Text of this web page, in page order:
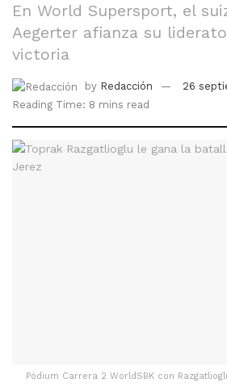
En World Supersport, el
Aegerter afianza su
victoria
by Redacción
26
Reading Time: 8 mins read
Pódium Carrera 2 WorldSBK con